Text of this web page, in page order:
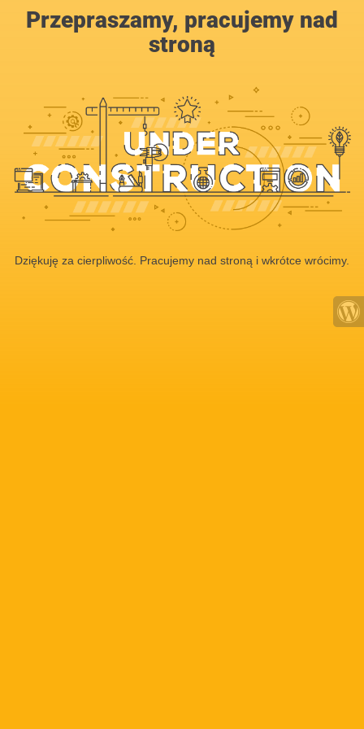
Przepraszamy, pracujemy nad
stroną
Dziękuję za cierpliwość. Pracujemy nad stroną i wkrótce wrócimy.